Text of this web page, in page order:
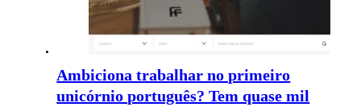
Ambiciona trabalhar no primeiro
unicórnio português? Tem quase mil